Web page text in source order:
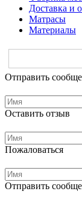
Доставка и
Матрасы
Материалы
Отправить
Оставить отзыв
Пожаловаться
Отправить